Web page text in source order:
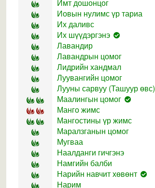
Имт дошонцог
Иовын нулимс үр тариа
Их даливс
Их шүүдэргэнэ
Лавандир
Лавандрын цомог
Лидрийн хандмал
Луувангийн цомог
Лууны сарвуу (Ташуур өвс)
Маалингын цомог
Манго жимс
Мангостины үр жимс
Маралзганын цомог
Мугваа
Наалданги гичгэнэ
Намгийн балби
Нарийн навчит хөвөнт
Нарим